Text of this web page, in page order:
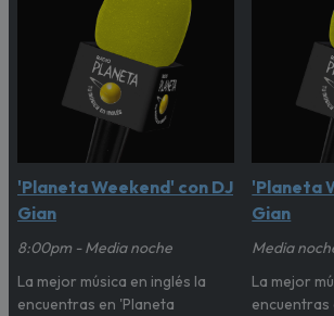
'Planeta Weekend' con DJ
Gian
8:00pm - Media noche
La mejor música en inglés la
encuentras en 'Planeta
'Planeta
Gian
Media
La mejor
encuentras